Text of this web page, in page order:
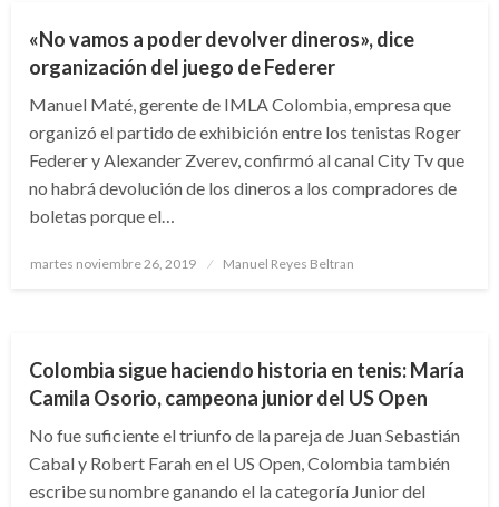
«No vamos a poder devolver dineros», dice
organización del juego de Federer
Manuel Maté, gerente de IMLA Colombia, empresa que
organizó el partido de exhibición entre los tenistas Roger
Federer y Alexander Zverev, confirmó al canal City Tv que
no habrá devolución de los dineros a los compradores de
boletas porque el…
Publicado
martes noviembre 26, 2019 Manuel Reyes Beltran
Colombia sigue haciendo historia en tenis: María
Camila Osorio, campeona junior del US Open
No fue suficiente el triunfo de la pareja de Juan Sebastián
Cabal y Robert Farah en el US Open, Colombia también
escribe su nombre ganando el la categoría Junior del